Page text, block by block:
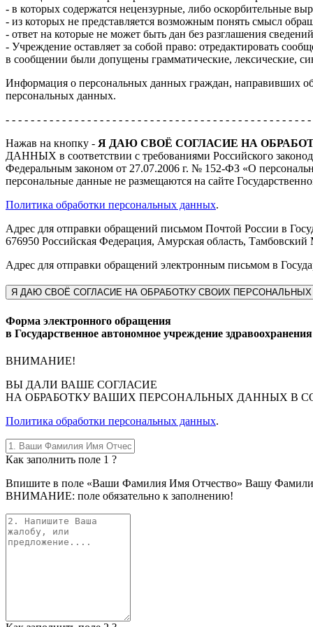
- в которых содержатся нецензурные, либо оскорбительные
- из которых не представляется возможным понять смысл
- ответ на которые не может быть дан без разглашения
- Учреждение оставляет за собой право: отредактировать
в сообщении были допущены грамматические, лексические,
Информация о персональных данных граждан, направивших
персональных данных.
- - - - - - - - - - - - - - - - - - - - - - - - - - - - - - - - - - - - - - - - - - - - - - - -
Нажав на кнопку - Я ДАЮ СВОЁ СОГЛАСИЕ НА
ДАННЫХ в соответствии с требованиями Российского
Федеральным законом от 27.07.2006 г. № 152-ФЗ «О
персональные данные не размещаются на сайте
Политика обработки персональных данных.
Адрес для отправки обращений письмом Почтой России в
676950 Российская Федерация, Амурская область,
Адрес для отправки обращений электронным письмом в
Я ДАЮ СВОЁ СОГЛАСИЕ НА ОБРАБОТКУ СВОИХ
Форма электронного обращения
в Государственное автономное учреждение
ВНИМАНИЕ!
ВЫ ДАЛИ ВАШЕ СОГЛАСИЕ
НА ОБРАБОТКУ ВАШИХ ПЕРСОНАЛЬНЫХ ДАННЫХ В
Политика обработки персональных данных.
Как заполнить поле 1 ?
Впишите в поле «Ваши Фамилия Имя Отчество» Вашу
ВНИМАНИЕ: поле обязательно к заполнению!